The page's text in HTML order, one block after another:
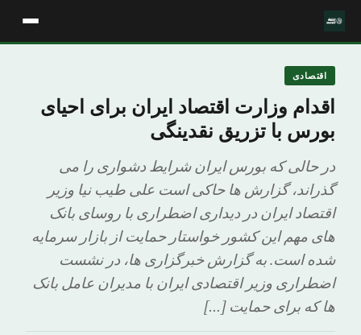
اقتصادی
اقدام وزارت اقتصاد ایران برای احیای
بورس با تزریق نقدینگی
در حالی که بورس ایران شرایط دشواری را می
گذراند، گزارش ها حاکی است علی طیب نیا وزیر
اقتصاد ایران در دیداری اضطراری با روسای بانک
های مهم این کشور خواستار حمایت از بازار سرمایه
شده است. به گزارش خبرگزاری ها، در نشست
اضطراری وزیر اقتصادی ایران با مدیران عامل بانک
ها که برای حمایت […]